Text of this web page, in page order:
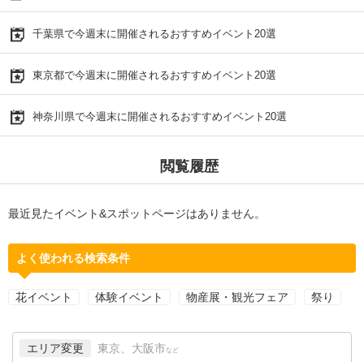
千葉県で今週末に開催されるおすすめイベント20選
東京都で今週末に開催されるおすすめイベント20選
神奈川県で今週末に開催されるおすすめイベント20選
閲覧履歴
最近見たイベント&スポットページはありません。
よく使われる検索条件
花イベント 体験イベント 物産展・観光フェア 祭り
エリア変更 東京、大阪市 など